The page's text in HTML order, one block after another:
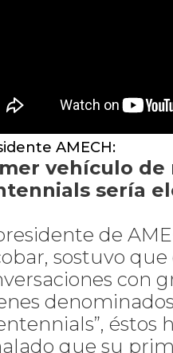
AMECH:
vehículo de
sería
de
sostuvo que
con
éstos
que su